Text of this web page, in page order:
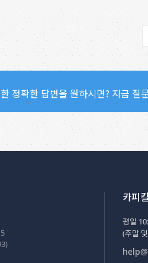
정확한 답변을 원하시면? 지금 질
카피
평일
(주말